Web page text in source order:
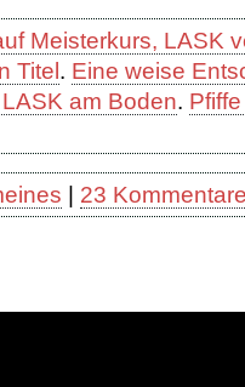
Meisterkurs, LASK
Titel . Eine weise
am Boden.
23